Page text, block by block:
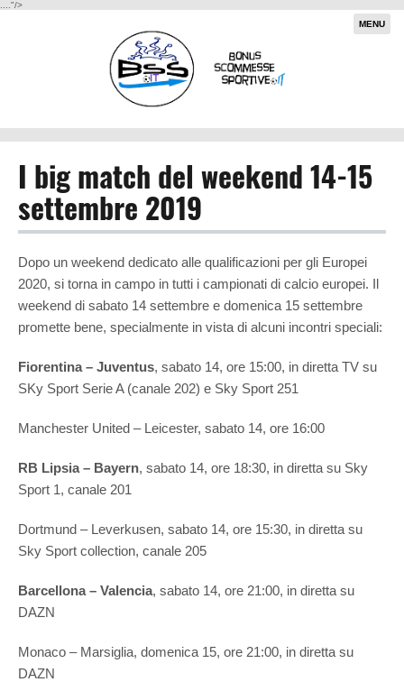
...."/>
MENU
I big match del weekend 14-15
settembre 2019
Dopo un weekend dedicato alle qualificazioni per gli Europei
2020, si torna in campo in tutti i campionati di calcio europei. Il
weekend di sabato 14 settembre e domenica 15 settembre
promette bene, specialmente in vista di alcuni incontri speciali:
Fiorentina – Juventus, sabato 14, ore 15:00, in diretta TV su
SKy Sport Serie A (canale 202) e Sky Sport 251
Manchester United – Leicester, sabato 14, ore 16:00
RB Lipsia – Bayern, sabato 14, ore 18:30, in diretta su Sky
Sport 1, canale 201
Dortmund – Leverkusen, sabato 14, ore 15:30, in diretta su
Sky Sport collection, canale 205
Barcellona – Valencia, sabato 14, ore 21:00, in diretta su
DAZN
Monaco – Marsiglia, domenica 15, ore 21:00, in diretta su
DAZN